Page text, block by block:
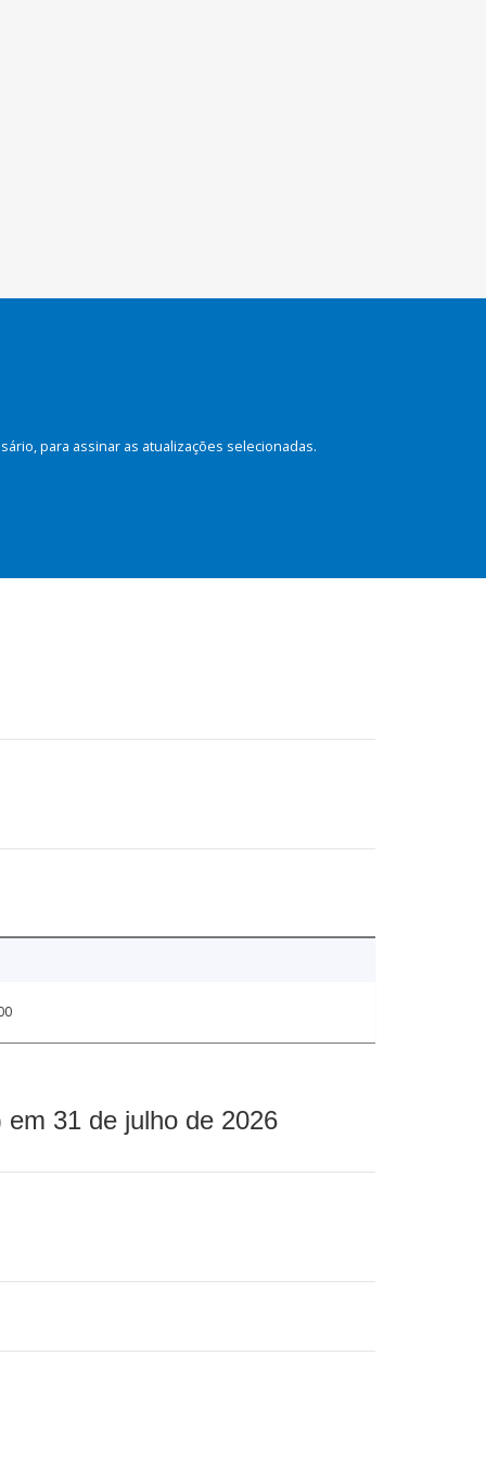
para assinar as atualizações selecionadas.
31 de julho de 2026